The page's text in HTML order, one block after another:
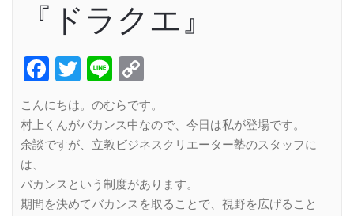
『ドラクエ』
Facebook
Twitter
Line
Link
こんにちは。のむらです。
村上くんがバカンス中なので、今日は私が登場です。
余談ですが、立教ビジネスクリエーター塾のスタッフに
は、
バカンスという制度があります。
期間を決めてバカンスを取ることで、視野を広げること